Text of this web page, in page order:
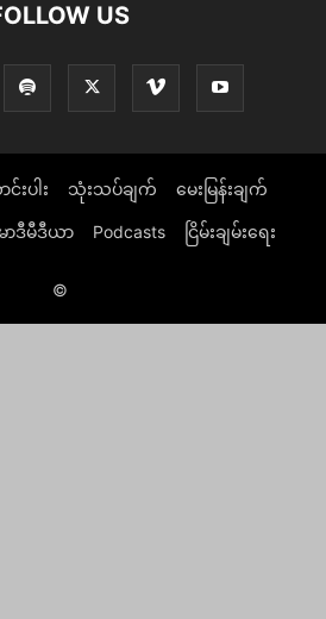
US
းပါး သုံးသပ်ချက် မေးမြန်းချက်
ာဒီမီဒီယာ Podcasts ငြိမ်းချမ်းရေး
©